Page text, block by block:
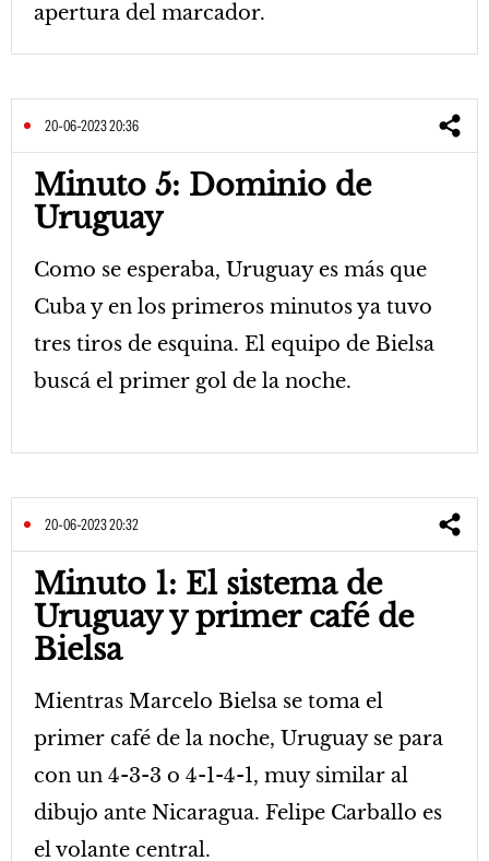
apertura del marcador.
20-06-2023 20:36
Minuto 5: Dominio de
Uruguay
Como se esperaba, Uruguay es más que
Cuba y en los primeros minutos ya tuvo
tres tiros de esquina. El equipo de Bielsa
buscá el primer gol de la noche.
20-06-2023 20:32
Minuto 1: El sistema de
Uruguay y primer café de
Bielsa
Mientras Marcelo Bielsa se toma el
primer café de la noche, Uruguay se para
con un 4-3-3 o 4-1-4-1, muy similar al
dibujo ante Nicaragua. Felipe Carballo es
el volante central.